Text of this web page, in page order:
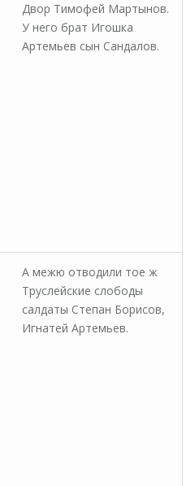
Двор Тимофей Мартынов.
У него брат Игошка
Артемьев сын Сандалов.
А межю отводили тое ж
Труслейские слободы
салдаты Степан Борисов,
Игнатей Артемьев.